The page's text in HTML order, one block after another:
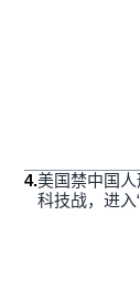
4.美国禁中国
科技战，进入